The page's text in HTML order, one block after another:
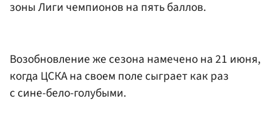
зоны Лиги чемпионов на пять баллов.
Возобновление же сезона намечено на 21 июня,
когда ЦСКА на своем поле сыграет как раз
с сине-бело-голубыми.